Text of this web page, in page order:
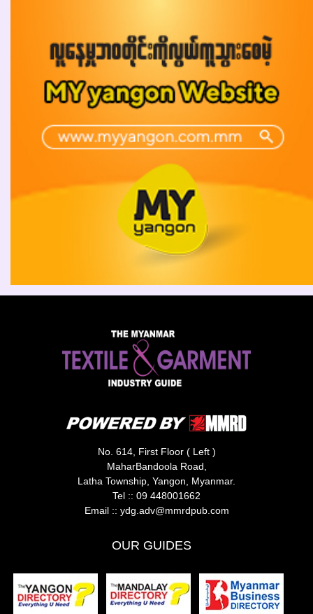
No. 614, First Floor ( Left )
MaharBandoola Road,
Latha Township, Yangon, Myanmar.
Tel :: 09 448001662
Email :: ydg.adv@mmrdpub.com
OUR GUIDES